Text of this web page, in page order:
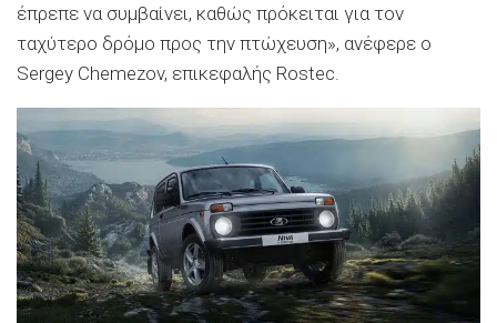
έπρεπε να συμβαίνει, καθώς πρόκειται για τον
ταχύτερο δρόμο προς την πτώχευση», ανέφερε ο
Sergey Chemezov, επικεφαλής Rostec.